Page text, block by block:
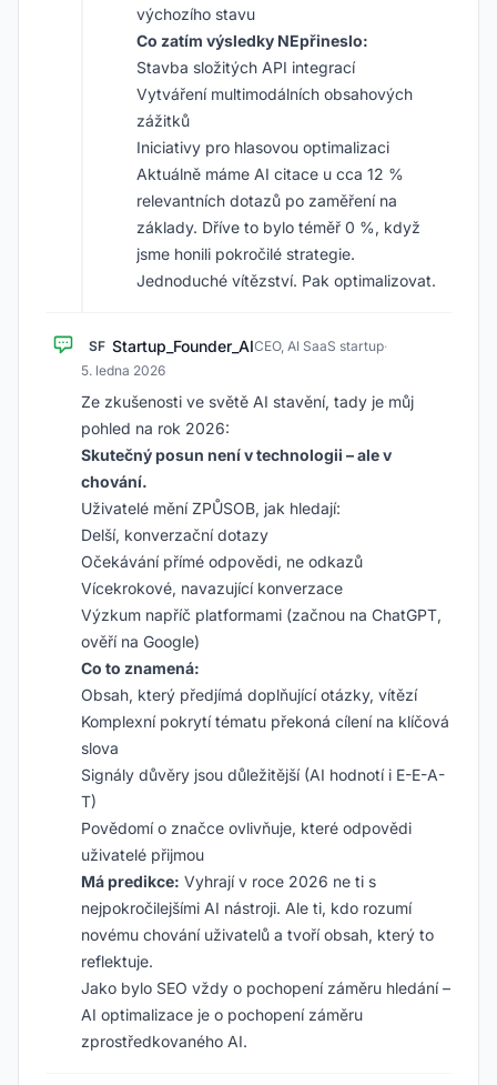
výchozího stavu
Co zatím výsledky NEpřineslo:
Stavba složitých API integrací
Vytváření multimodálních obsahových
zážitků
Iniciativy pro hlasovou optimalizaci
Aktuálně máme AI citace u cca 12 %
relevantních dotazů po zaměření na
základy. Dříve to bylo téměř 0 %, když
jsme honili pokročilé strategie.
Jednoduché vítězství. Pak optimalizovat.
SF Startup_Founder_AICEO, AI SaaS startup·
5. ledna 2026
Ze zkušenosti ve světě AI stavění, tady je můj
pohled na rok 2026:
Skutečný posun není v technologii – ale v
chování.
Uživatelé mění ZPŮSOB, jak hledají:
Delší, konverzační dotazy
Očekávání přímé odpovědi, ne odkazů
Vícekrokové, navazující konverzace
Výzkum napříč platformami (začnou na ChatGPT,
ověří na Google)
Co to znamená:
Obsah, který předjímá doplňující otázky, vítězí
Komplexní pokrytí tématu překoná cílení na klíčová
slova
Signály důvěry jsou důležitější (AI hodnotí i E-E-A-
T)
Povědomí o značce ovlivňuje, které odpovědi
uživatelé přijmou
Má predikce: Vyhrají v roce 2026 ne ti s
nejpokročilejšími AI nástroji. Ale ti, kdo rozumí
novému chování uživatelů a tvoří obsah, který to
reflektuje.
Jako bylo SEO vždy o pochopení záměru hledání –
AI optimalizace je o pochopení záměru
zprostředkovaného AI.